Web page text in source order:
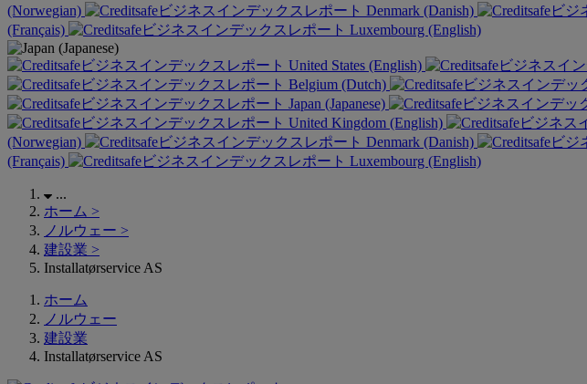
(Norwegian)
Denmark (Danish)
(Français)
Luxembourg (English)
United States (English)
Belgium (Dutch)
Japan (Japanese)
United Kingdom (English)
(Norwegian)
Denmark (Danish)
(Français)
Luxembourg (English)
...
ホーム >
ノルウェー >
建設業 >
Installatørservice AS
ホーム
ノルウェー
建設業
Installatørservice AS